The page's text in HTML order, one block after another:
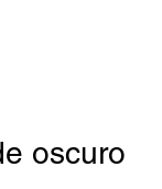
oscuro